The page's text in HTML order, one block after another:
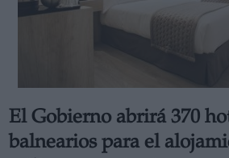
El Gobierno abrirá 370
balnearios para el
Derechos: